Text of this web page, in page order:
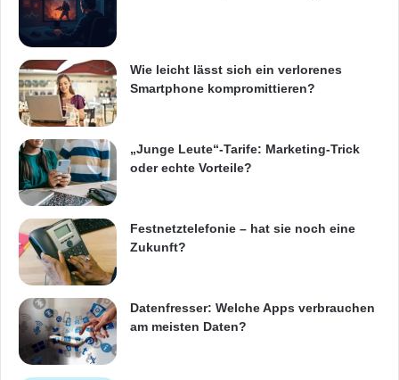
Marktplätze wie Amazon sind im direkten
Vergleich mit Preisvergleichsportalen oder
Shoppingplattformen wie Crowdfox, die direkt
vom Händler verkaufen, die teuersten. Bei
elektronischen Geräten werden
durchschnittlich sieben Prozent des
Mindestverkaufspreises für Vertrieb und
Marketing draufgeschlagen. Liegt der
Mindestverkaufspreis eines Tablets zum
Beispiel bei 600 Euro kommen weitere 42 Euro
hinzu. Für den Kunden sind das insgesamt
642 Euro! Im Jahr sind das bei einem
Wie leicht lässt sich ein verlorenes
Smartphone kompromittieren?
„Junge Leute“-Tarife: Marketing-Trick
oder echte Vorteile?
Festnetztelefonie – hat sie noch eine
Zukunft?
Datenfresser: Welche Apps verbrauchen
am meisten Daten?